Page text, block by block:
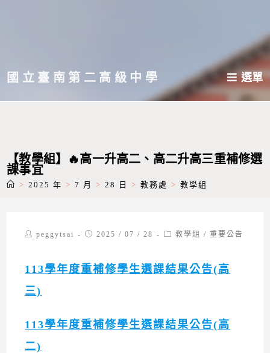
主國立臺南第二高級中學 選單
【教學組】🔥高一升高二、高二升高三重補修選
課事宜
> 2025 年 > 7 月 > 28 日 > 教務處 > 教學組
Postpeggytsai
Post2025 / 07 / 28
Post教學組 / 重要公告
113學年度重補修學生選課結果公告(高
三)
113學年度重補修學生選課結果公告(高
二)